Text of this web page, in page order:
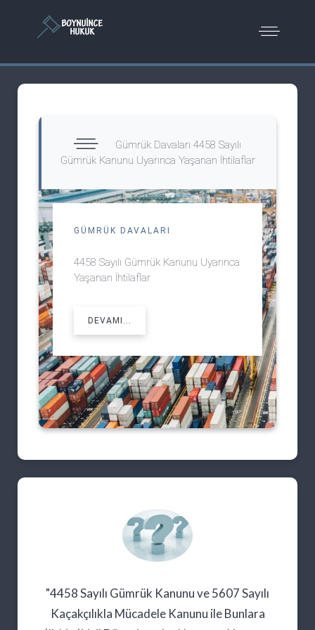
Gümrük Davaları 4458 Sayılı
Gümrük Kanunu Uyarınca Yaşanan İhtilaflar
GÜMRÜK DAVALARI
4458 Sayılı Gümrük Kanunu Uyarınca
Yaşanan İhtilaflar
DEVAMI...
"4458 Sayılı Gümrük Kanunu ve 5607 Sayılı
Kaçakçılıkla Mücadele Kanunu ile Bunlara
"4458 Sayılı Gümrük Kanununun 211.
Maddesi UyarıncaGözetim ve Referans
"İthal Araçların Üçüncü Şahıslar Tarafından
Kanun ve Mevzuat Dahilinde Satın Alınmasını